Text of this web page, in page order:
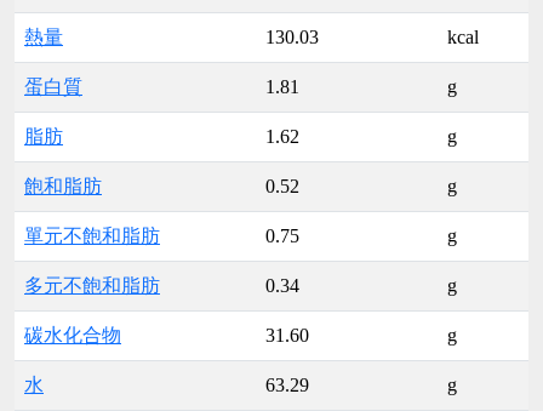
熱量 130.03 kcal
蛋白質 1.81 g
脂肪 1.62 g
飽和脂肪 0.52 g
單元不飽和脂肪 0.75 g
多元不飽和脂肪 0.34 g
碳水化合物 31.60 g
水 63.29 g